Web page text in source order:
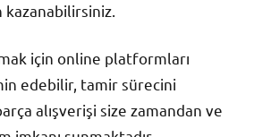
için online platformları
edebilir, tamir sürecini
alışverişi size zamandan ve